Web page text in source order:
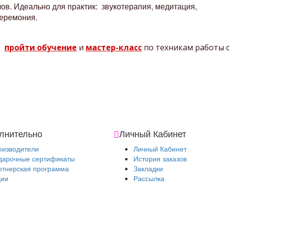
Идеально для практик: звукотерапия, медитация,
пройти обучение и мастер-класс по техникам работы с
сертификаты
программа
Личный Кабинет
Личный Кабинет
История заказов
Закладки
Рассылка